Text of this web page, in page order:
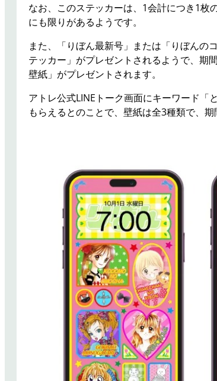
なお、このステッカーは、1会計につき1枚
にも限りがあるようです。
また、「りぼん最新号」または「りぼんの
テッカー」がプレゼントされるようで、期
壁紙」がプレゼントされます。
アトレ公式LINEトーク画面にキーワード
もらえるとのことで、壁紙は全3種類で、